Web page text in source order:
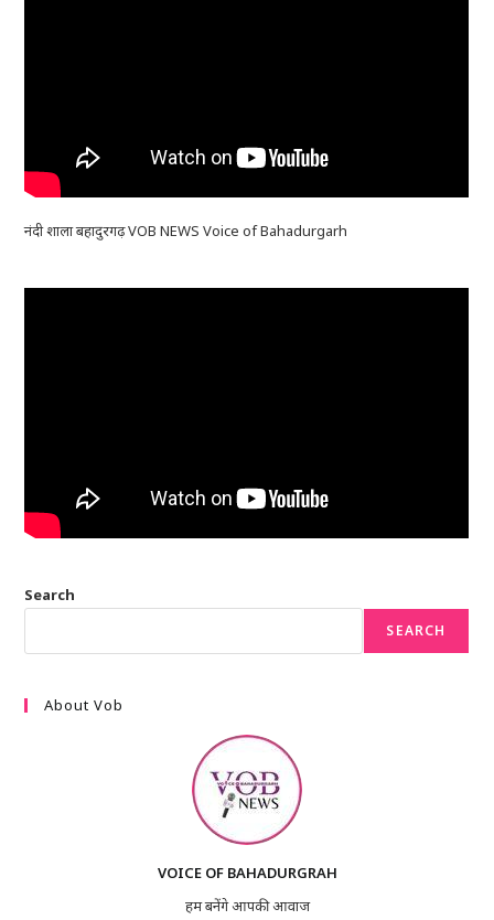
नंदी शाला बहादुरगढ़ VOB NEWS Voice of Bahadurgarh
Search
SEARCH
About Vob
VOICE OF BAHADURGRAH
हम बनेंगे आपकी आवाज